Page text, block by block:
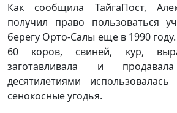
Как сообщила ТайгаПост,
получил право пользоваться
берегу Орто-Салы еще в 1990
60 коров, свиней, кур,
заготавливала и
десятилетиями
сенокосные угодья.